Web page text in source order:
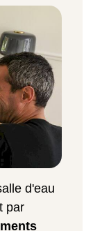
d'eau
par